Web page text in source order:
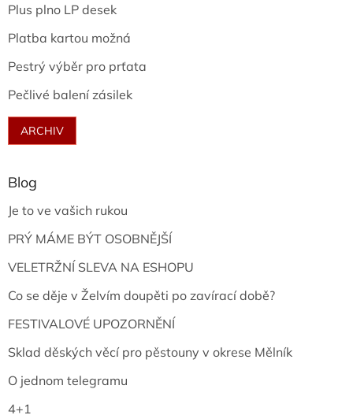
Plus plno LP desek
Platba kartou možná
Pestrý výběr pro prťata
Pečlivé balení zásilek
ARCHIV
Blog
Je to ve vašich rukou
PRÝ MÁME BÝT OSOBNĚJŠÍ
VELETRŽNÍ SLEVA NA ESHOPU
Co se děje v Želvím doupěti po zavírací době?
FESTIVALOVÉ UPOZORNĚNÍ
Sklad děských věcí pro pěstouny v okrese Mělník
O jednom telegramu
4+1